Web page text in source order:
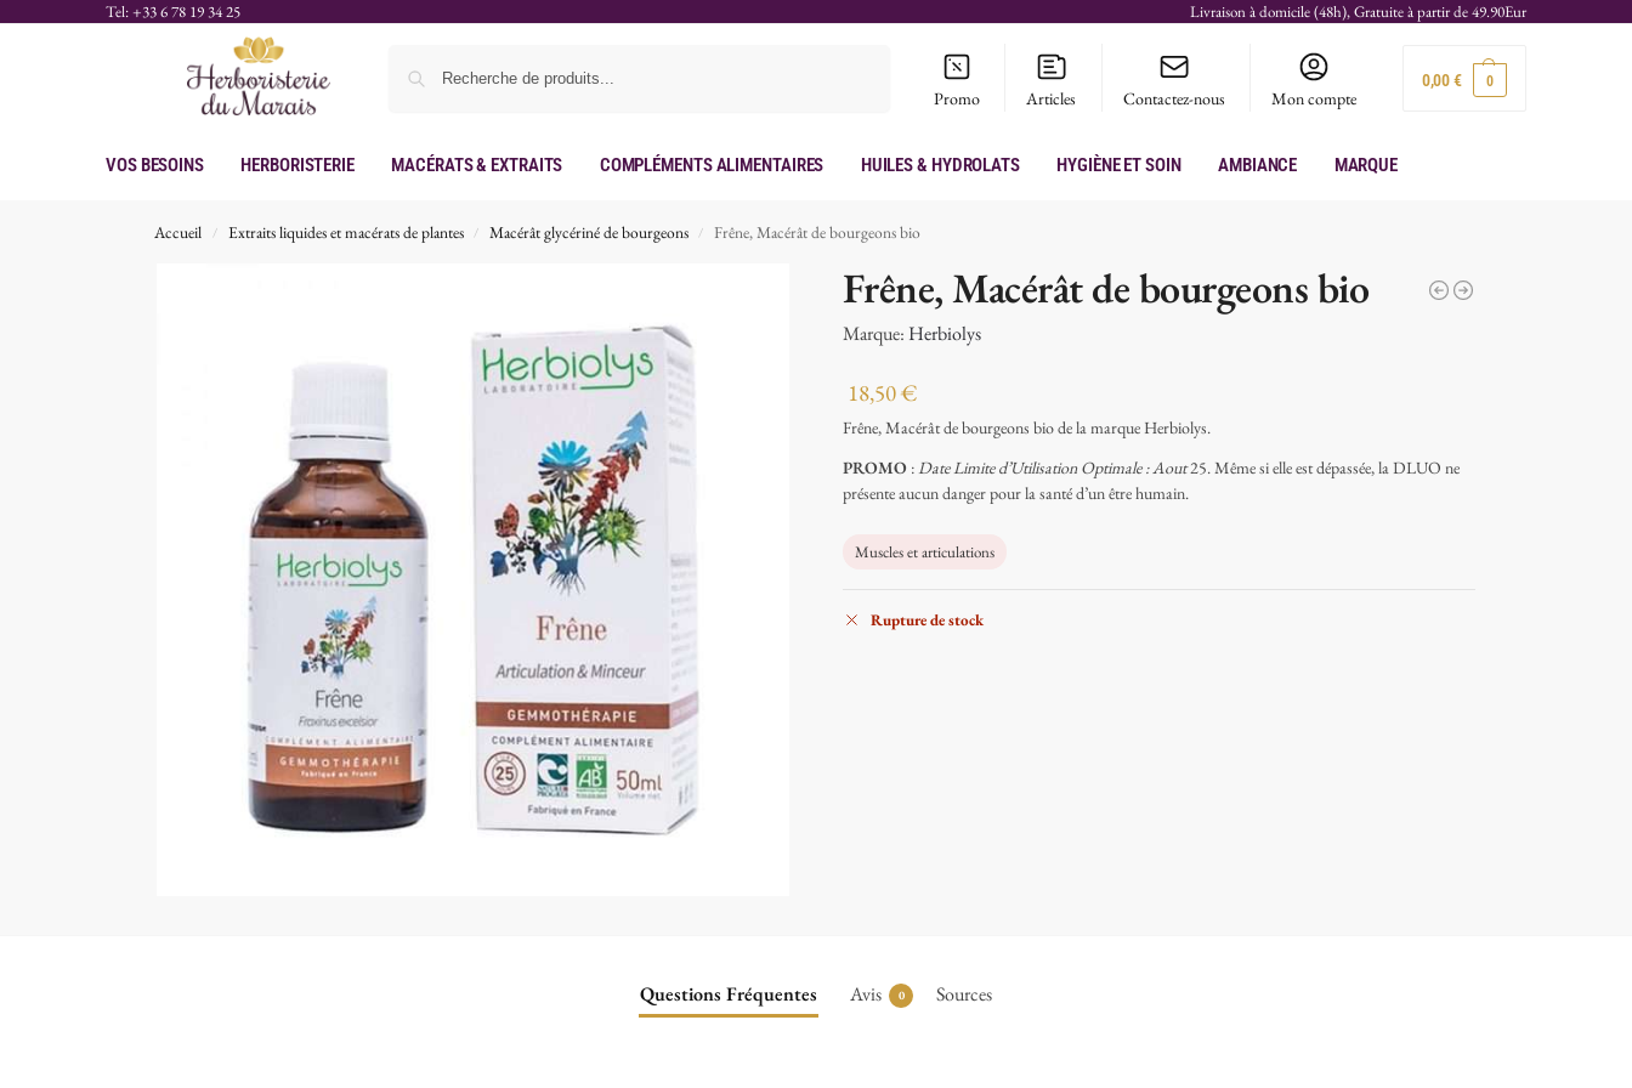
Tel: +33 6 78 19 34 25 Livraison à domicile (48h), Gratuite à partir de 49.90Eur
Promo Articles Contactez-nous Mon compte
0,00€ 0
Vos Besoins Herboristerie Macérats & Extraits Compléments Alimentaires Huiles & hydrolats Hygiène et soin Ambiance Marque
Accueil / Extraits liquides et macérats de plantes / Macérât glycériné de bourgeons / Frêne, Macérât de bourgeons bio
Frêne, Macérât de bourgeons bio
Marque: Herbiolys
18,50€
Frêne, Macérât de bourgeons bio de la marque Herbiolys.
PROMO:Date Limite d’Utilisation Optimale : Aout25. Même si elle est dépassée, la DLUO ne
présente aucun danger pour la santé d’un être humain.
Muscles et articulations
Rupture de stock
Questions Fréquentes Avis 0 Sources